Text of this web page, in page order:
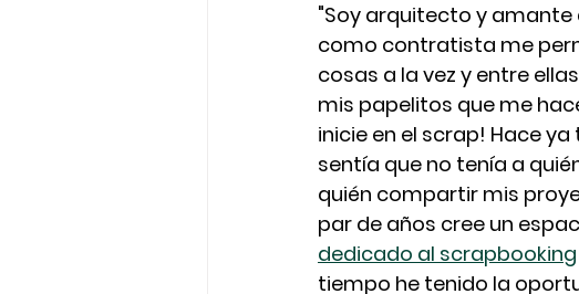
"Soy arquitecto y
como contratista me
cosas a la vez y entre
mis papelitos que me
inicie en el scrap! Hace
sentía que no tenía a
quién compartir mis
par de años cree un
dedicado al scrapbooking
tiempo he tenido la